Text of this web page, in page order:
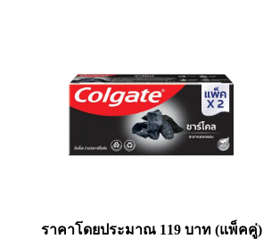
ราคาโดยประมาณ 119 บาท (แพ็คคู่)